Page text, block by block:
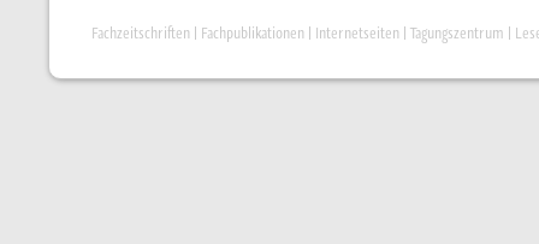
Fachzeitschriften Fachpublikationen Internetseiten Tagungszentrum